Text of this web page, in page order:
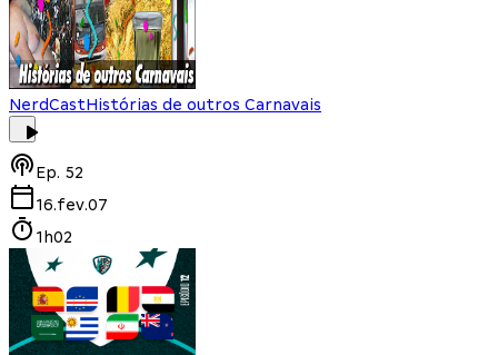
NerdCastHistórias de outros Carnavais
Ep. 52
16.fev.07
1h02